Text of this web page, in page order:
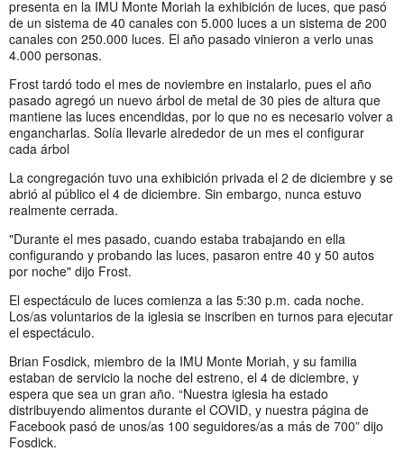
presenta en la IMU Monte Moriah la exhibición de luces, que pasó
de un sistema de 40 canales con 5.000 luces a un sistema de 200
canales con 250.000 luces. El año pasado vinieron a verlo unas
4.000 personas.
Frost tardó todo el mes de noviembre en instalarlo, pues el año
pasado agregó un nuevo árbol de metal de 30 pies de altura que
mantiene las luces encendidas, por lo que no es necesario volver a
engancharlas. Solía llevarle alrededor de un mes el configurar
cada árbol
La congregación tuvo una exhibición privada el 2 de diciembre y se
abrió al público el 4 de diciembre. Sin embargo, nunca estuvo
realmente cerrada.
"Durante el mes pasado, cuando estaba trabajando en ella
configurando y probando las luces, pasaron entre 40 y 50 autos
por noche" dijo Frost.
El espectáculo de luces comienza a las 5:30 p.m. cada noche.
Los/as voluntarios de la iglesia se inscriben en turnos para ejecutar
el espectáculo.
Brian Fosdick, miembro de la IMU Monte Moriah, y su familia
estaban de servicio la noche del estreno, el 4 de diciembre, y
espera que sea un gran año. “Nuestra iglesia ha estado
distribuyendo alimentos durante el COVID, y nuestra página de
Facebook pasó de unos/as 100 seguidores/as a más de 700” dijo
Fosdick.